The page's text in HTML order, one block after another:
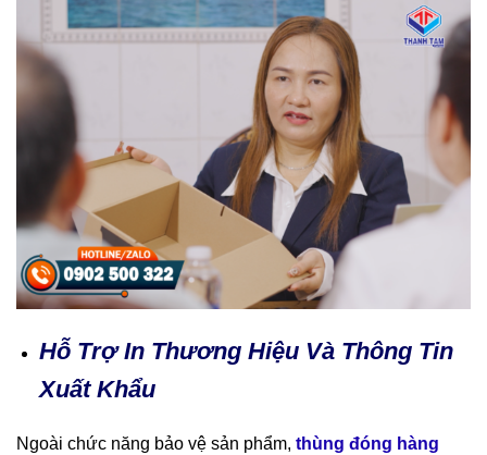
Hỗ Trợ In Thương Hiệu Và Thông Tin
Xuất Khẩu
Ngoài chức năng bảo vệ sản phẩm, thùng đóng hàng